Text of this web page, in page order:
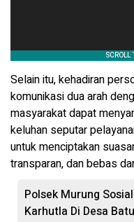
Selain itu, kehadiran
komunikasi dua arah
masyarakat dapat
keluhan seputar
untuk menciptakan
transparan, dan bebas
Polsek Murung
Karhutla Di Desa